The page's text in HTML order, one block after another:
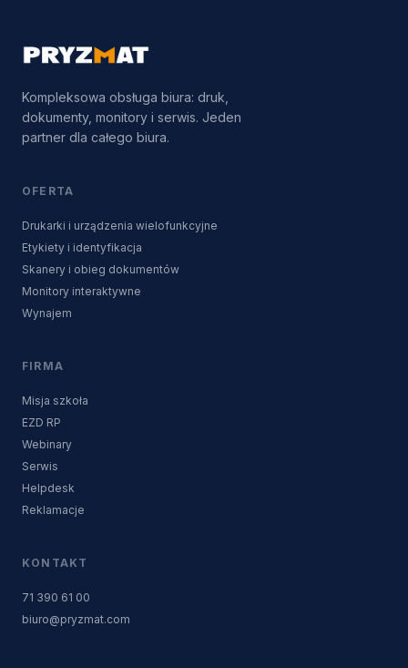
Kompleksowa obsługa biura: druk,
dokumenty, monitory i serwis. Jeden
partner dla całego biura.
OFERTA
Drukarki i urządzenia wielofunkcyjne
Etykiety i identyfikacja
Skanery i obieg dokumentów
Monitory interaktywne
Wynajem
FIRMA
Misja szkoła
EZD RP
Webinary
Serwis
Helpdesk
Reklamacje
KONTAKT
71 390 61 00
biuro@pryzmat.com